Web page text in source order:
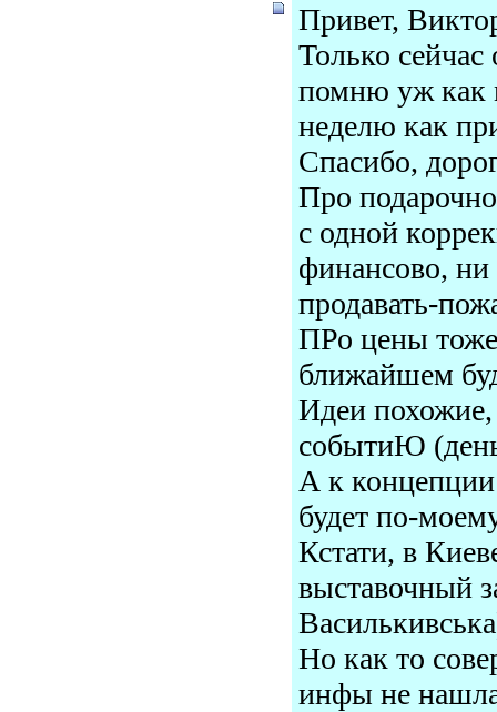
Привет,
Только
помню уж как
неделю как
Спасибо,
Про
с одной
финансово,
продавать-
ПРо цены
ближайшем
Идеи похожие,
событиЮ
А к концепции
будет по-
Кстати, в
выставочный
Но как то
инфы не